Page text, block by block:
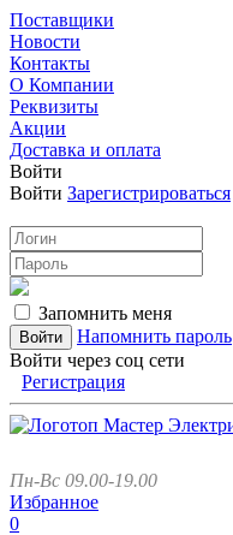
Поставщики
Новости
Контакты
О Компании
Реквизиты
Акции
Доставка и оплата
Войти
Войти Зарегистрироваться
Запомнить меня
Напомнить пароль
Войти через соц сети
Регистрация
Пн-Вс 09.00-19.00
Избранное
0